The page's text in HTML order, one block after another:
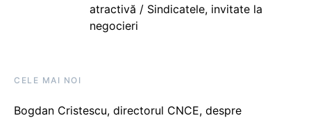
atractivă / Sindicatele, invitate la
negocieri
CELE MAI NOI
Bogdan Cristescu, directorul CNCE, despre